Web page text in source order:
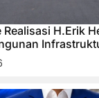
H.Erik